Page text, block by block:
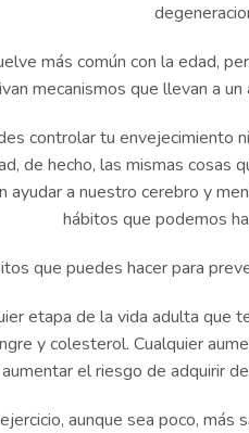
más común con la edad,
mecanismos que llevan a
controlar tu envejecimiento
de hecho, las mismas cosas
ayudar a nuestro cerebro y
hábitos que podemos
que puedes hacer para
etapa de la vida adulta que
y colesterol. Cualquier
el riesgo de adquirir
aunque sea poco,